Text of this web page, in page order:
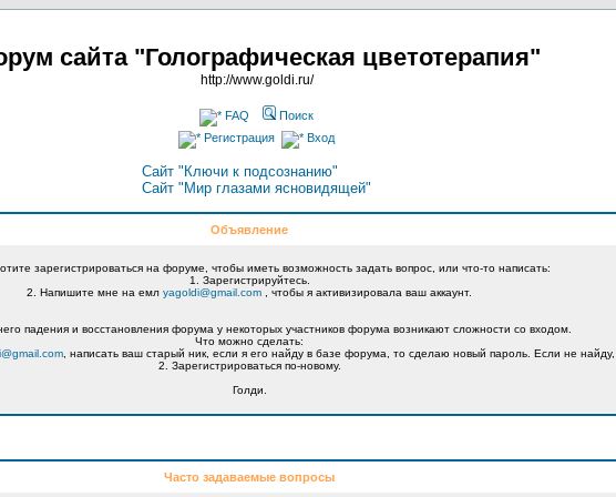
сайта "Голографическая цветотерапия"
http://www.goldi.ru/
FAQ
Поиск
Регистрация
Вход
Сайт "Ключи к подсознанию"
Сайт "Мир глазами ясновидящей"
Объявление
зарегистрироваться на форуме, чтобы иметь возможность задать вопрос, или что-то написать:
1. Зарегистрируйтесь.
2. Напишите мне на емл yagoldi@gmail.com , чтобы я активизировала ваш аккаунт.
падения и восстановления форума у некоторых участников форума возникают сложности со входом.
Что можно сделать:
, написать ваш старый ник, если я его найду в базе форума, то сделаю новый пароль. Если не
2. Зарегистрироваться по-новому.
Голди.
Часто задаваемые вопросы